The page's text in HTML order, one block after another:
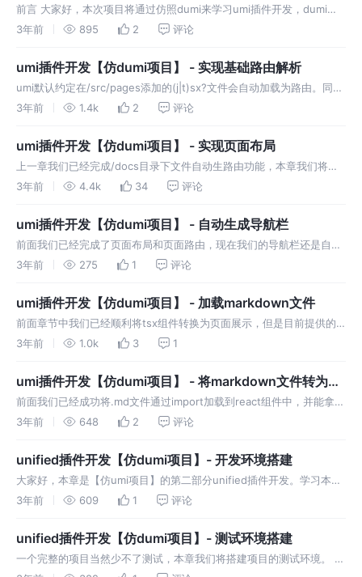
前言 大家好，本次项目将通过仿照dumi来学习umi插件开发，dumi是
基于umi实现的组件开发及组件文档生成框架。大家熟悉的ant-design
3年前 895 2 评论
umi插件开发【仿dumi项目】 - 实现基础路由解析
umi默认约定在/src/pages添加的(j|t)sx?文件会自动加载为路由。同样
我们希望实现在某个目录下添加的markdown文件自动加载成为路由直
3年前 1.4k 2 评论
umi插件开发【仿dumi项目】 - 实现页面布局
上一章我们已经完成/docs目录下文件自动生路由功能，本章我们将在
此基础上，实现自动生成页面导航的功能。 实现思路 使用默认模板提
3年前 4.4k 34 评论
umi插件开发【仿dumi项目】 - 自动生成导航栏
前面我们已经完成了页面布局和页面路由，现在我们的导航栏还是自己
写死在代码中，现在我们来改造成自动根据页面路由来生成导航栏。 获
中，
3年前 275 1 评论
umi插件开发【仿dumi项目】 - 加载markdown文件
前面章节中我们已经顺利将tsx组件转换为页面展示，但是目前提供的
功能和umi的约定式路由功能差不多，接下来我们将实现将markdown
3年前 1.0k 3 1
umi插件开发【仿dumi项目】 - 将markdown文件转为页
面
前面我们已经成功将.md文件通过import加载到react组件中，并能拿到
文件内容进行展示。但是点击markdown的导航链接还是会报错： 这个
3年前 648 2 评论
unified插件开发【仿dumi项目】- 开发环境搭建
大家好，本章是【仿umi项目】的第二部分unified插件开发。学习本节
后，我们可以对`unified`的整体流程及其插件开发有更深入的了解。
3年前 609 1 评论
unified插件开发【仿dumi项目】- 测试环境搭建
一个完整的项目当然少不了测试，本章我们将搭建项目的测试环境。 安